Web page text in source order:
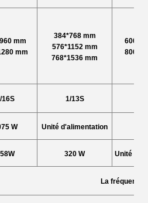
mm
mm
384*768 mm
576*1152 mm
768*1536 mm
16S 1/13S
W Unité d'alimentation
320 W Unité
La fréquence